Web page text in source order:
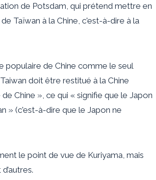
de Potsdam, qui prétend mettre en
Taïwan à la Chine, c'est-à-dire à la
populaire de Chine comme le seul
doit être restitué à la Chine
Chine », ce qui « signifie que le Japon
» (c'est-à-dire que le Japon ne
le point de vue de Kuriyama, mais